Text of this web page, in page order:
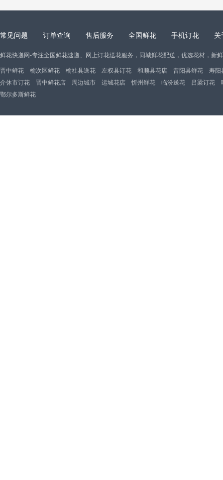
常见问题 订单查询 售后服务 全国鲜花 手机订花 关
鲜花快递网-专注全国鲜花速递、网上订花送花服务，同城鲜花配送，优选花材，新
晋中鲜花 榆次区鲜花 榆社县送花 左权县订花 和顺县花店 昔阳县鲜花
寿阳
介休市订花
晋中鲜花店 周边城市 运城花店 忻州鲜花 临汾送花 吕梁订花
鄂尔多斯鲜花